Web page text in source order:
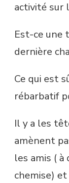
activité sur
Est-ce une
dernière
Ce qui est
rébarbatif
Il y a les
amènent
les amis (
chemise)